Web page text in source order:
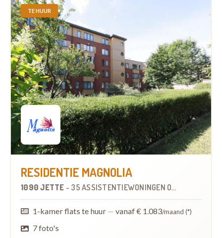
TE HUUR
RESIDENTIE MAGNOLIA
1090 JETTE - 35 ASSISTENTIEWONINGEN OP
1-kamer flats te huur — vanaf € 1.083/maand (*)
7 foto's